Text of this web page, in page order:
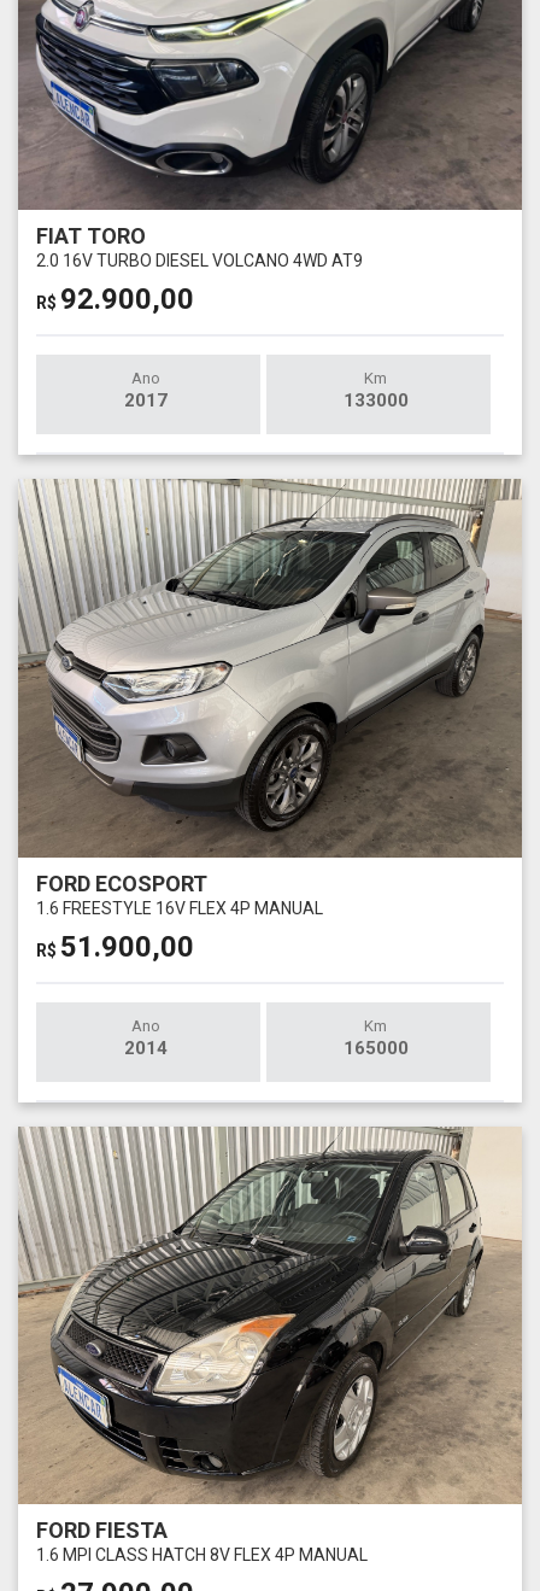
FIAT TORO
2.0 16V TURBO DIESEL VOLCANO 4WD AT9
R$ 92.900,00
Ano
2017
Km
133000
FORD ECOSPORT
1.6 FREESTYLE 16V FLEX 4P MANUAL
R$ 51.900,00
Ano
2014
Km
165000
FORD FIESTA
1.6 MPI CLASS HATCH 8V FLEX 4P MANUAL